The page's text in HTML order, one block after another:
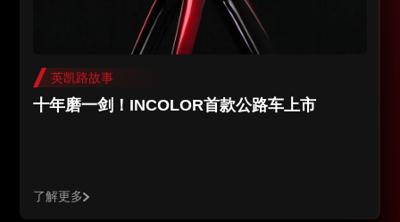
英凯路故事
十年磨一剑！INCOLOR首款公路车上市
了解更多